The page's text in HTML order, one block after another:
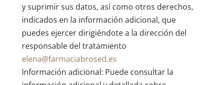
y suprimir sus datos, así como otros derechos,
indicados en la información adicional, que
puedes ejercer dirigiéndote a la dirección del
responsable del tratamiento
elena@farmaciabrosed.es
Información adicional: Puede consultar la